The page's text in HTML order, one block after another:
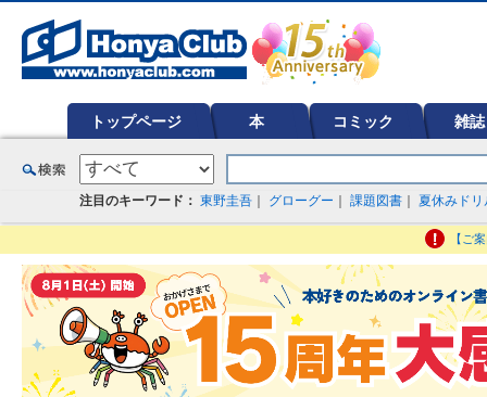
トップページ 本 コミック 雑誌
注目のキーワード： 東野圭吾 グローグー 課題図書 夏休みドリ
【ご
ど在庫も充実